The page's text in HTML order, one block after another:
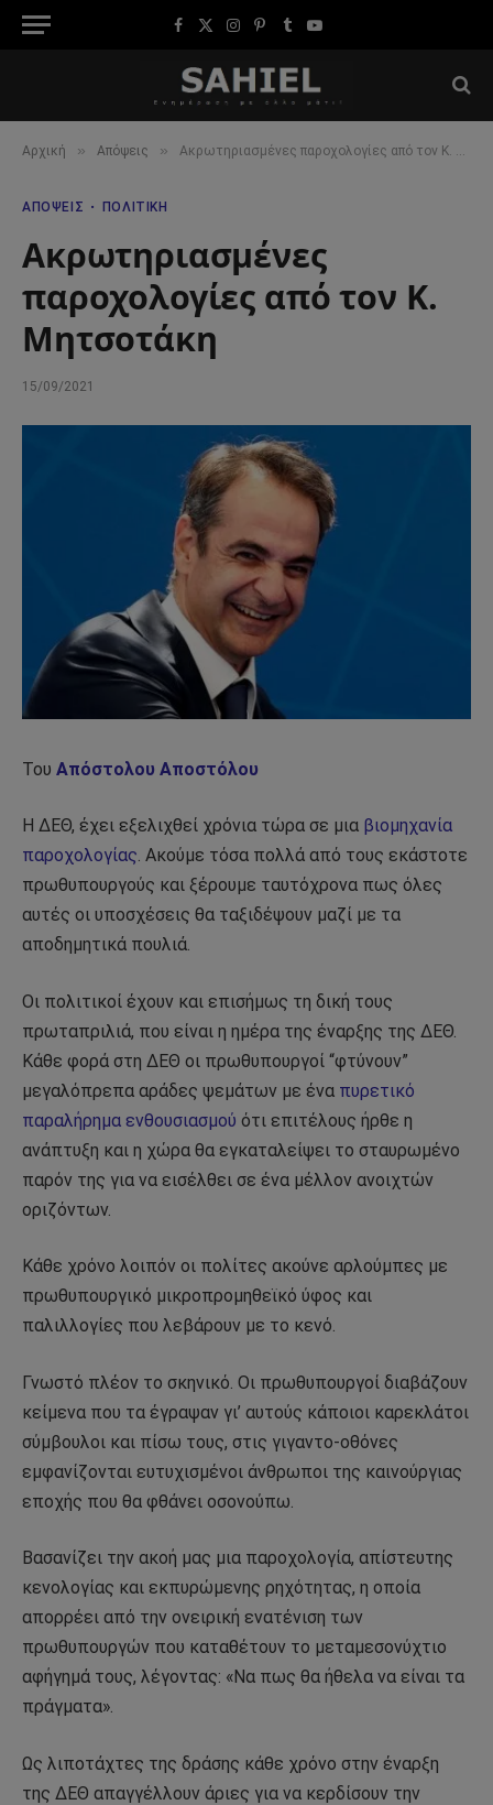
Facebook
X
Instagram
Pinterest
TumblrYouTube
Αρχική » Απόψεις » Ακρωτηριασμένες παροχολογίες από τoν Κ. Μητσοτάκη
ΑΠΌΨΕΙΣ ΠΟΛΙΤΙΚΉ
Ακρωτηριασμένες
παροχολογίες από τoν Κ.
Μητσοτάκη
15/09/2021
Του Απόστολου Αποστόλου
Η ΔΕΘ, έχει εξελιχθεί χρόνια τώρα σε μια βιομηχανία
παροχολογίας. Ακούμε τόσα πολλά από τους εκάστοτε
πρωθυπουργούς και ξέρουμε ταυτόχρονα πως όλες
αυτές οι υποσχέσεις θα ταξιδέψουν μαζί με τα
αποδημητικά πουλιά.
Οι πολιτικοί έχουν και επισήμως τη δική τους
πρωταπριλιά, που είναι η ημέρα της έναρξης της ΔΕΘ.
Κάθε φορά στη ΔΕΘ οι πρωθυπουργοί “φτύνουν”
μεγαλόπρεπα αράδες ψεμάτων με ένα πυρετικό
παραλήρημα ενθουσιασμού ότι επιτέλους ήρθε η
ανάπτυξη και η χώρα θα εγκαταλείψει το σταυρωμένο
παρόν της για να εισέλθει σε ένα μέλλον ανοιχτών
οριζόντων.
Κάθε χρόνο λοιπόν οι πολίτες ακούνε αρλούμπες με
πρωθυπουργικό μικροπρομηθεϊκό ύφος και
παλιλλογίες που λεβάρουν με το κενό.
Γνωστό πλέον το σκηνικό. Οι πρωθυπουργοί διαβάζουν
κείμενα που τα έγραψαν γι’ αυτούς κάποιοι καρεκλάτοι
σύμβουλοι και πίσω τους, στις γιγαντο-οθόνες
εμφανίζονται ευτυχισμένοι άνθρωποι της καινούργιας
εποχής που θα φθάνει οσονούπω.
Βασανίζει την ακοή μας μια παροχολογία, απίστευτης
κενολογίας και εκπυρώμενης ρηχότητας, η οποία
απορρέει από την ονειρική ενατένιση των
πρωθυπουργών που καταθέτουν το μεταμεσονύχτιο
αφήγημά τους, λέγοντας: «Να πως θα ήθελα να είναι τα
πράγματα».
Ως λιποτάχτες της δράσης κάθε χρόνο στην έναρξη
της ΔΕΘ απαγγέλλουν άριες για να κερδίσουν την